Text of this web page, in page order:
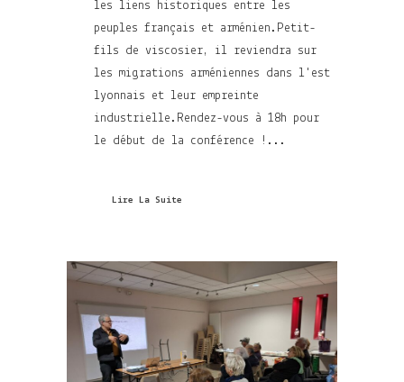
les liens historiques entre les
peuples français et arménien.Petit-
fils de viscosier, il reviendra sur
les migrations arméniennes dans l'est
lyonnais et leur empreinte
industrielle.Rendez-vous à 18h pour
le début de la conférence !...
Lire La Suite